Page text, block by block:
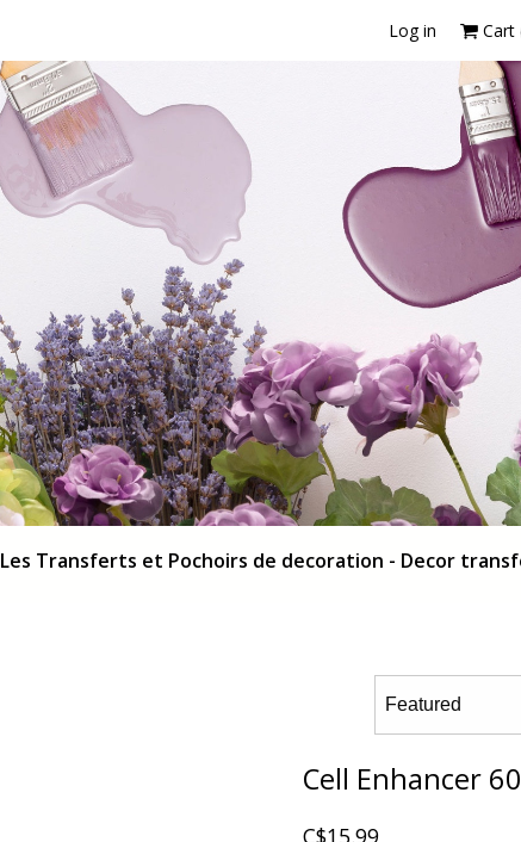
Log in Cart
Les Transferts et Pochoirs de decoration - Decor
Cell Enhancer
C$15.99